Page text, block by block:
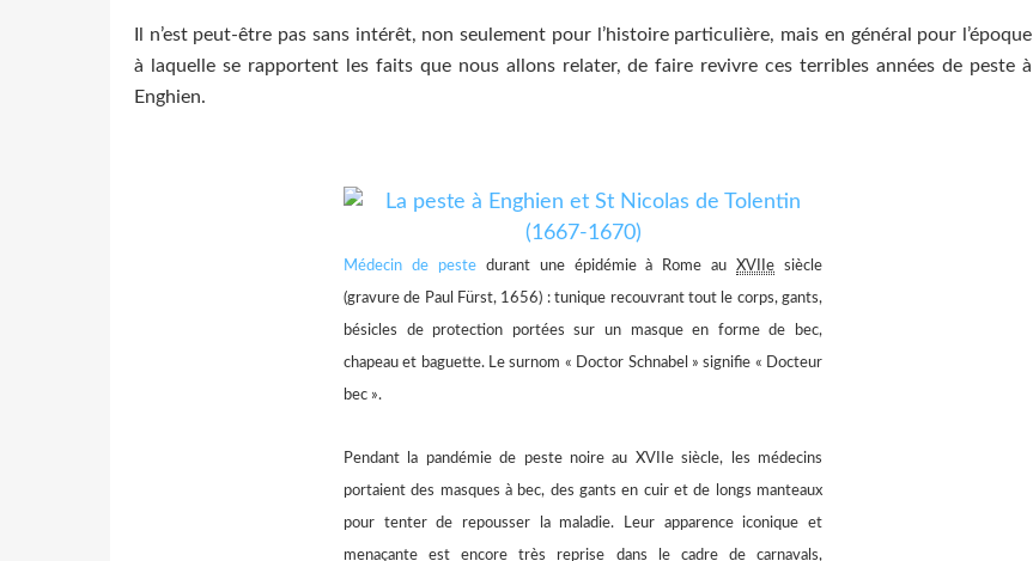
Il n’est peut-être pas sans intérêt, non seulement pour l’histoire particulière, mais en général pour l’époque
à laquelle se rapportent les faits que nous allons relater, de faire revivre ces terribles années de peste à
Enghien.
Médecin de pestedurant une épidémie à Rome auXVIIe siècle
(gravure de Paul Fürst, 1656) : tunique recouvrant tout le corps, gants,
bésicles de protection portées sur un masque en forme de bec,
chapeau et baguette. Le surnom « Doctor Schnabel » signifie « Docteur
bec ».
Pendant la pandémie de peste noire au XVIIe siècle, les médecins
portaient des masques à bec, des gants en cuir et de longs manteaux
pour tenter de repousser la maladie. Leur apparence iconique et
menaçante est encore très reprise dans le cadre de carnavals,